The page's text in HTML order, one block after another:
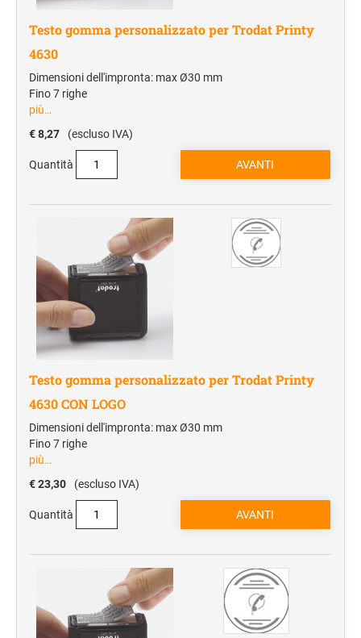
Testo gomma personalizzato per Trodat Printy
4630
Dimensioni dell'impronta: max Ø30 mm
Fino 7 righe
più…
€ 8,27
(escluso IVA)
Quantità
Testo gomma personalizzato per Trodat Printy
4630 CON LOGO
Dimensioni dell'impronta: max Ø30 mm
Fino 7 righe
più…
€ 23,30
(escluso IVA)
Quantità